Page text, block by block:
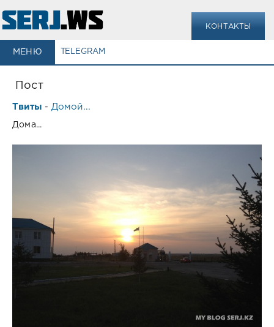
КОНТАКТЫ
МЕНЮ TELEGRAM
Пост
Твиты - Домой...
Дома...